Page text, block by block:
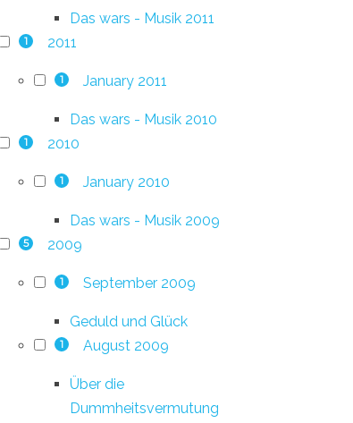
Das wars - Musik 2011
1 2011
1 January 2011
Das wars - Musik 2010
1 2010
1 January 2010
Das wars - Musik 2009
5 2009
1 September 2009
Geduld und Glück
1 August 2009
Über die
Dummheitsvermutung